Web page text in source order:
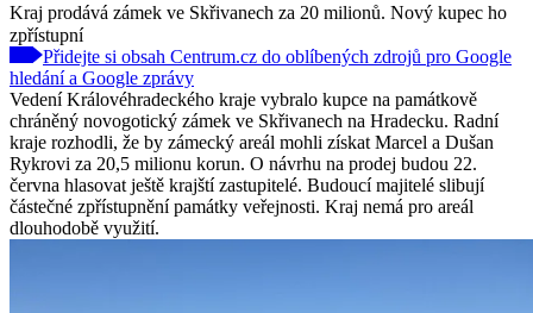
Kraj prodává zámek ve Skřivanech za 20 milionů. Nový kupec ho
zpřístupní
Přidejte si obsah Centrum.cz do oblíbených zdrojů pro Google
hledání a Google zprávy
Vedení Královéhradeckého kraje vybralo kupce na památkově
chráněný novogotický zámek ve Skřivanech na Hradecku. Radní
kraje rozhodli, že by zámecký areál mohli získat Marcel a Dušan
Rykrovi za 20,5 milionu korun. O návrhu na prodej budou 22.
června hlasovat ještě krajští zastupitelé. Budoucí majitelé slibují
částečné zpřístupnění památky veřejnosti. Kraj nemá pro areál
dlouhodobě využití.